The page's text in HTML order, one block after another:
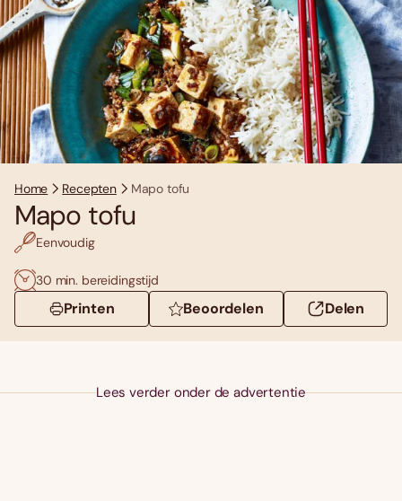
Home Recepten Mapo tofu
Mapo tofu
Eenvoudig
30 min. bereidingstijd
Printen Beoordelen Delen
Lees verder onder de advertentie